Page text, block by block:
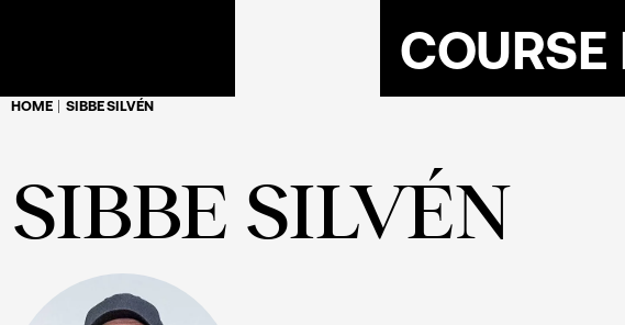
COURSE
HOME SIBBE SILVÉN
SIBBE SILVÉN